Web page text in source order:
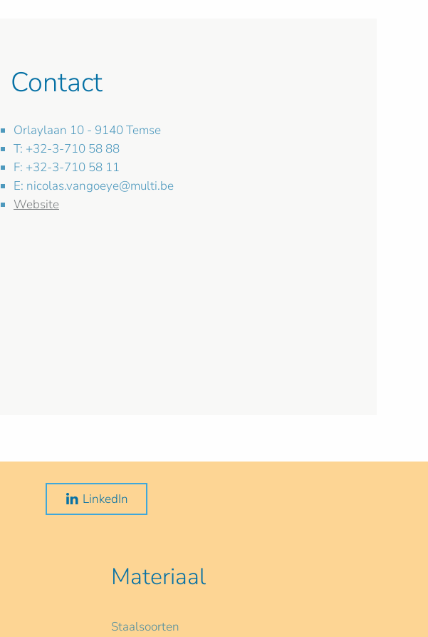
Contact
Orlaylaan 10 - 9140 Temse
T: +32-3-710 58 88
F: +32-3-710 58 11
E: nicolas.vangoeye@multi.be
Website
LinkedIn
Materiaal
Staalsoorten